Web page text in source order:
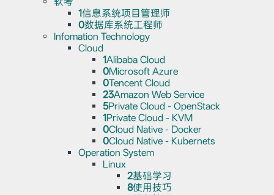
1信息系统项目管理师
0数据库系统工程师
Infomation Technology
Cloud
1Alibaba Cloud
0Microsoft Azure
0Tencent Cloud
23Amazon Web Service
5Private Cloud - OpenStack
1Private Cloud - KVM
0Cloud Native - Docker
0Cloud Native - Kubernets
Operation System
Linux
2基础学习
8使用技巧